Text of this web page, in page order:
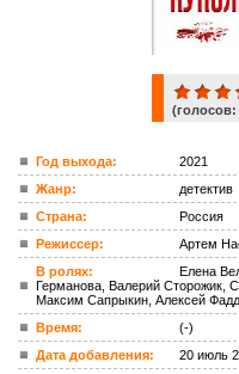
(голосов:
Год выхода:
2021
Жанр:
детектив
Страна:
Россия
Режиссер:
Артем
В ролях:
Елена
Германова, Валерий Сторожик,
Максим Сапрыкин, Алексей
Время:
(-)
Дата добавления:
20 июль